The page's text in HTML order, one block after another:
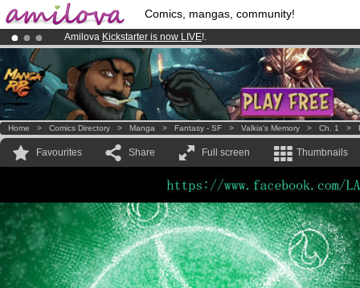
Comics, mangas, community!
Amilova Kickstarter is now LIVE!.
Already 100000membersand 1000comics & mangas!.
Premium membership from3.95 euros per month !Get membership
Home > Comics Directory > Manga > Fantasy - SF > Valkia's Memory > Ch. 1 >
Favourites Share Full screen Thumbnails